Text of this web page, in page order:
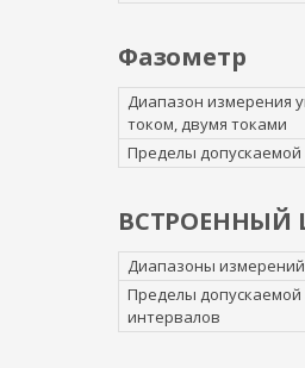
Фазометр
Диапазон измерения
током, двумя токами
Пределы допускаемой
ВСТРОЕННЫЙ
Диапазоны
Пределы
интервалов